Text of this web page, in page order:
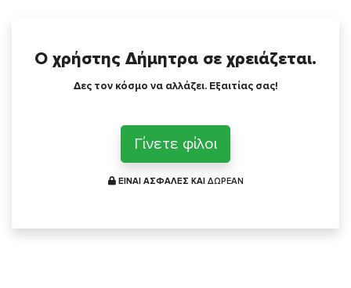
Ο χρήστης Δήμητρα σε χρειάζεται.
Δες τον κόσμο να αλλάζει. Εξαιτίας σας!
Γίνετε φίλοι
ΕΙΝΑΙ ΑΣΦΑΛΕΣ ΚΑΙ ΔΩΡΕΑΝ